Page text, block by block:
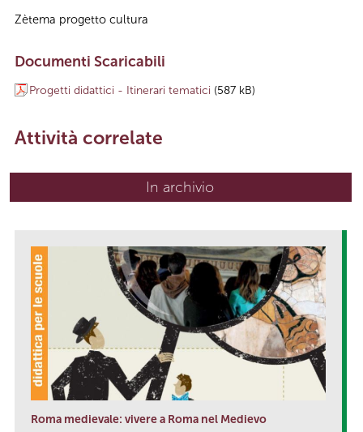
Zètema progetto cultura
Documenti Scaricabili
Progetti didattici - Itinerari tematici (587 kB)
Attività correlate
In archivio
Roma medievale: vivere a Roma nel Medievo